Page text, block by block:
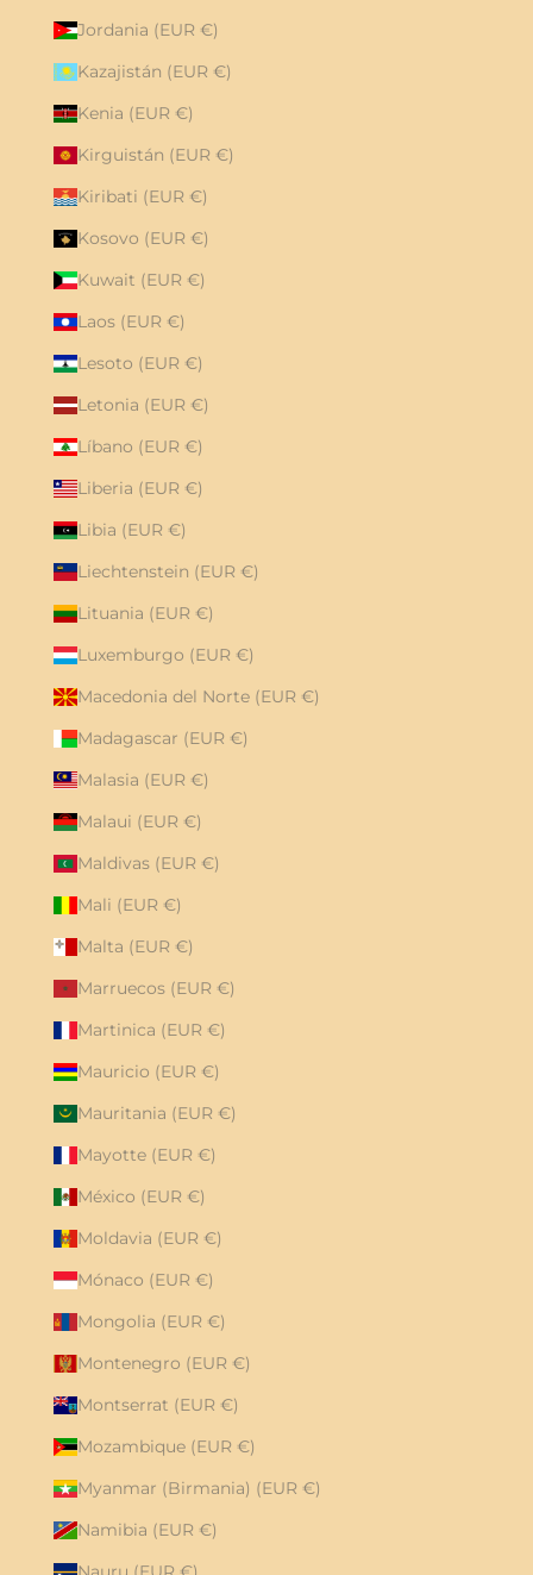
Jordania (EUR €)
Kazajistán (EUR €)
Kenia (EUR €)
Kirguistán (EUR €)
Kiribati (EUR €)
Kosovo (EUR €)
Kuwait (EUR €)
Laos (EUR €)
Lesoto (EUR €)
Letonia (EUR €)
Líbano (EUR €)
Liberia (EUR €)
Libia (EUR €)
Liechtenstein (EUR €)
Lituania (EUR €)
Luxemburgo (EUR €)
Macedonia del Norte (EUR €)
Madagascar (EUR €)
Malasia (EUR €)
Malaui (EUR €)
Maldivas (EUR €)
Mali (EUR €)
Malta (EUR €)
Marruecos (EUR €)
Martinica (EUR €)
Mauricio (EUR €)
Mauritania (EUR €)
Mayotte (EUR €)
México (EUR €)
Moldavia (EUR €)
Mónaco (EUR €)
Mongolia (EUR €)
Montenegro (EUR €)
Montserrat (EUR €)
Mozambique (EUR €)
Myanmar (Birmania) (EUR €)
Namibia (EUR €)